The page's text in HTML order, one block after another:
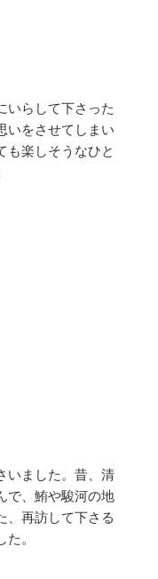
いらして下さった
いをさせてしまい
も楽しそうなひと
いました。昔、清
で、鮪や駿河の地
、再訪して下さる
。